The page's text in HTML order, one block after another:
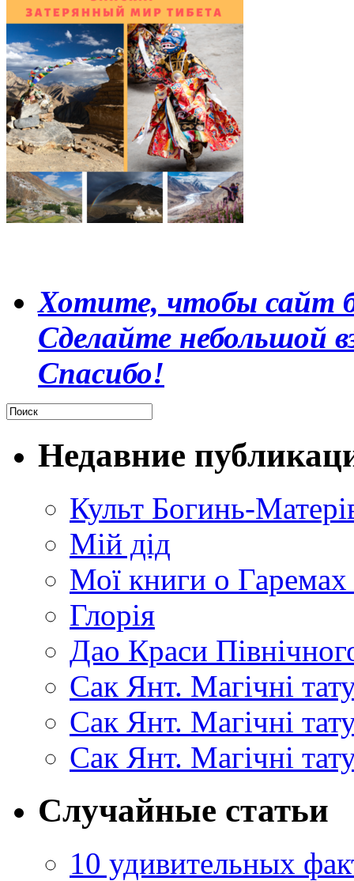
Хотите, чтобы сайт
Сделайте небольшой
Спасибо!
Недавние
Культ Богинь-
Мій дід
Мої книги о
Глорія
Дао Краси
Сак Янт. Магічні
Сак Янт. Магічні
Сак Янт. Магічні
Случайные статьи
10 удивительных